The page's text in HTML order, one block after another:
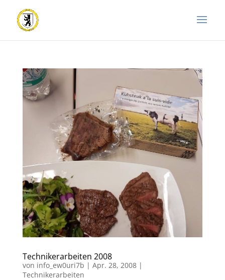
Technikerarbeiten 2008
von info_ew0uri7b | Apr. 28, 2008|
Technikerarbeiten